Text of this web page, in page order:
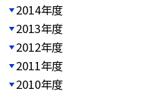
2014年度
2013年度
2012年度
2011年度
2010年度